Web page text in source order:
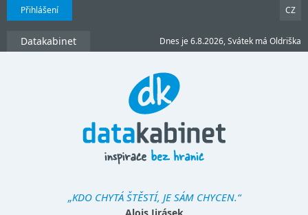
Přihlášení CZ
Datakabinet Dnes je 6.8.2026, Svátek má Oldriška
„KDO CHYTÁ ŠTĚSTÍ, JE SÁM CHYCEN.“